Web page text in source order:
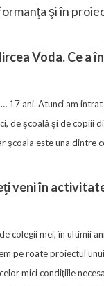
şi în
Voda. Ce a
17 ani. Atunci am
de şcoală şi de copiii
şcoala este una dintre
veni în
colegii mei, în ultimii
pe roate proiectul
mici condiţiile